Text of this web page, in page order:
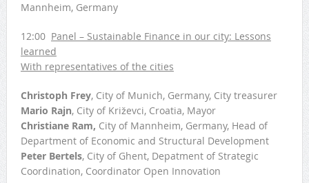
Mannheim, Germany
12:00 Panel – Sustainable Finance in our city: Lessons
learned
With representatives of the cities
Christoph Frey, City of Munich, Germany, City treasurer
Mario Rajn, City of Križevci, Croatia, Mayor
Christiane Ram, City of Mannheim, Germany, Head of
Department of Economic and Structural Development
Peter Bertels, City of Ghent, Depatment of Strategic
Coordination, Coordinator Open Innovation